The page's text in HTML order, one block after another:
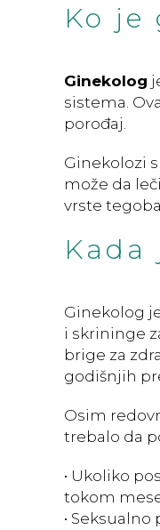
Ko je
Ginekolog
sistema.
porođaj.
Ginekolozi
može da
vrste
Ginekolog
i skrininge
brige za
godišnjih
Osim
trebalo da
• Ukoliko
tokom
•